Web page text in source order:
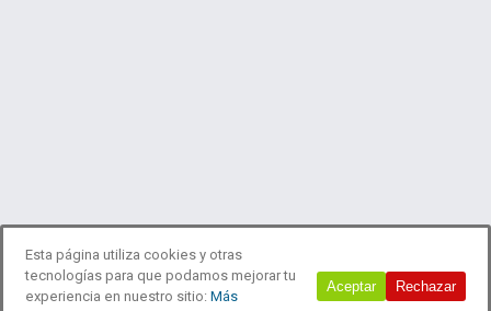
© 2018 Estudio Laboreo
Esta página utiliza cookies y otras
tecnologías para que podamos mejorar tu
experiencia en nuestro sitio: Más
Aceptar Rechazar